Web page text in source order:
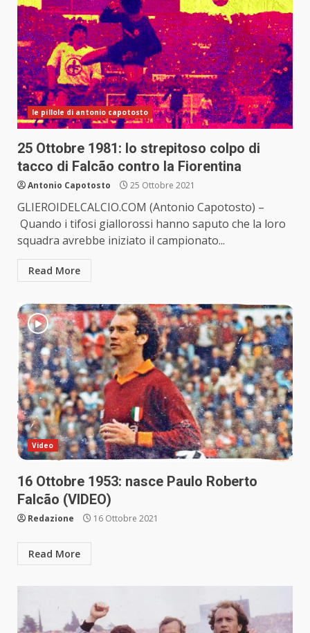
le pillole di antonio capotosto
25 Ottobre 1981: lo strepitoso colpo di
tacco di Falcão contro la Fiorentina
Antonio Capotosto 25 Ottobre 2021
GLIEROIDELCALCIO.COM (Antonio Capotosto) –
Quando i tifosi giallorossi hanno saputo che la loro
squadra avrebbe iniziato il campionato...
Read More
Video
16 Ottobre 1953: nasce Paulo Roberto
Falcão (VIDEO)
Redazione 16 Ottobre 2021
Read More